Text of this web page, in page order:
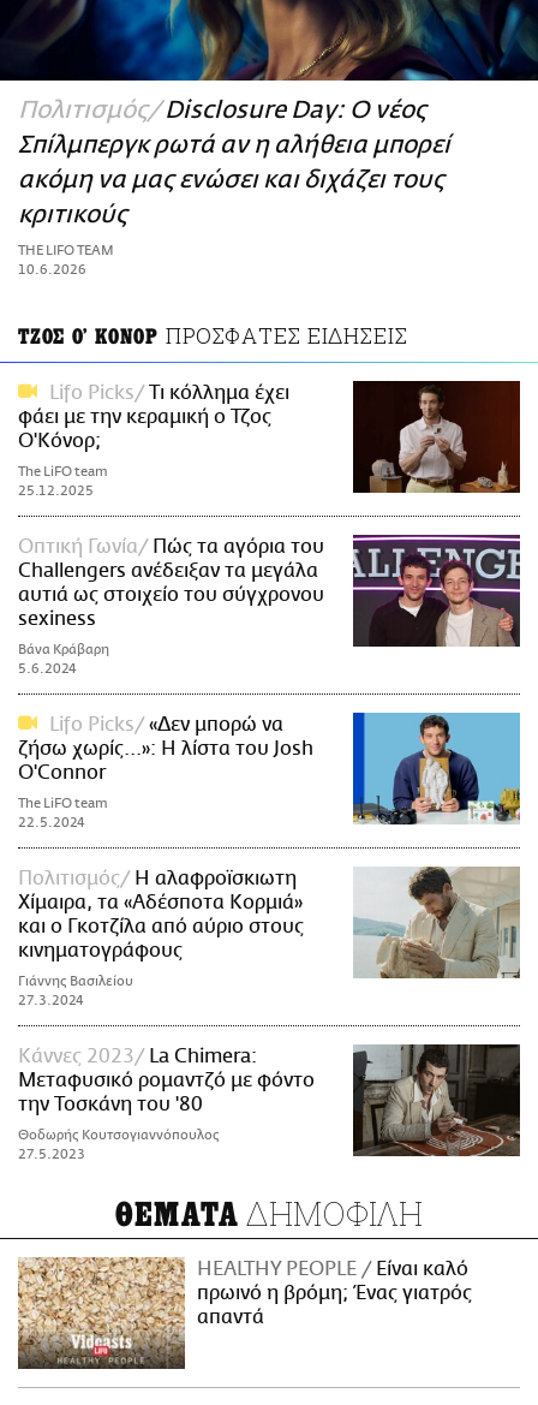
ΑΜΠΑ
PRINT
Πολιτισμός Disclosure Day: Ο νέος
Σπίλμπεργκ ρωτά αν η αλήθεια μπορεί
ακόμη να μας ενώσει και διχάζει τους
κριτικούς
THE LIFO TEAM
10.6.2026
ΤΖΟΣ Ο' ΚΟΝΟΡ ΠΡΟΣΦΑΤΕΣ ΕΙΔΗΣΕΙΣ
Lifo Picks
Τι κόλλημα έχει
φάει με την κεραμική ο Τζος
Ο'Κόνορ;
The LiFO team
25.12.2025
Οπτική Γωνία
Πώς τα αγόρια του
Challengers ανέδειξαν τα μεγάλα
αυτιά ως στοιχείο του σύγχρονου
sexiness
Βάνα Κράβαρη
5.6.2024
Lifo Picks
«Δεν μπορώ να
ζήσω χωρίς...»: Η λίστα του Josh
O'Connor
The LiFO team
22.5.2024
Πολιτισμός
Η αλαφροϊσκιωτη
Χίμαιρα, τα «Αδέσποτα Κορμιά»
και ο Γκοτζίλα από αύριο στους
κινηματογράφους
Γιάννης Βασιλείου
27.3.2024
Κάννες 2023
La Chimera:
Μεταφυσικό ρομαντζό με φόντο
την Τοσκάνη του '80
Θοδωρής Κουτσογιαννόπουλος
27.5.2023
ΘΕΜΑΤΑ ΔΗΜΟΦΙΛΗ
HEALTHY PEOPLE
Είναι καλό
πρωινό η βρόμη; Ένας γιατρός
απαντά